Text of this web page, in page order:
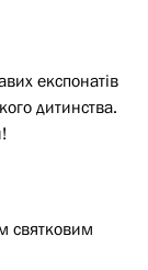
експонатів
дитинства.
святковим